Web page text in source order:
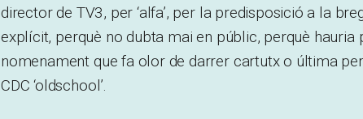
director de TV3, per ‘alfa’, per la predisposició a la
explícit, perquè no dubta mai en públic, perquè
nomenament que fa olor de darrer cartutx o última
CDC ‘oldschool’.